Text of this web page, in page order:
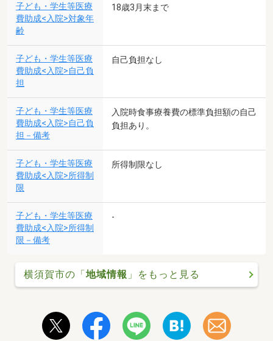
子ども・学生等医療
費助成<入院>対象年
齢
18歳3月末まで
子ども・学生等医療
費助成<入院>自己負
担
自己負担なし
子ども・学生等医療
費助成<入院>自己負
担－備考
入院時食事療養費の標準負担額の自己
負担あり。
子ども・学生等医療
費助成<入院>所得制
限
所得制限なし
子ども・学生等医療
費助成<入院>所得制
限－備考
-
横須賀市の「 地域情報 」をもっと見る